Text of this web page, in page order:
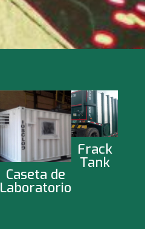
Caseta de
Laboratorio
Frack
Tank